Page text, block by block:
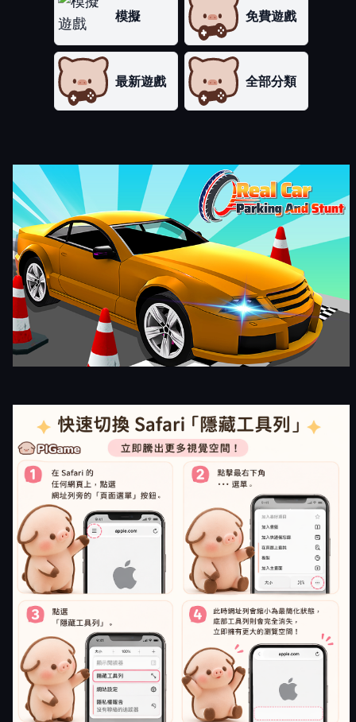
模擬 免費遊戲
最新遊戲 全部分類